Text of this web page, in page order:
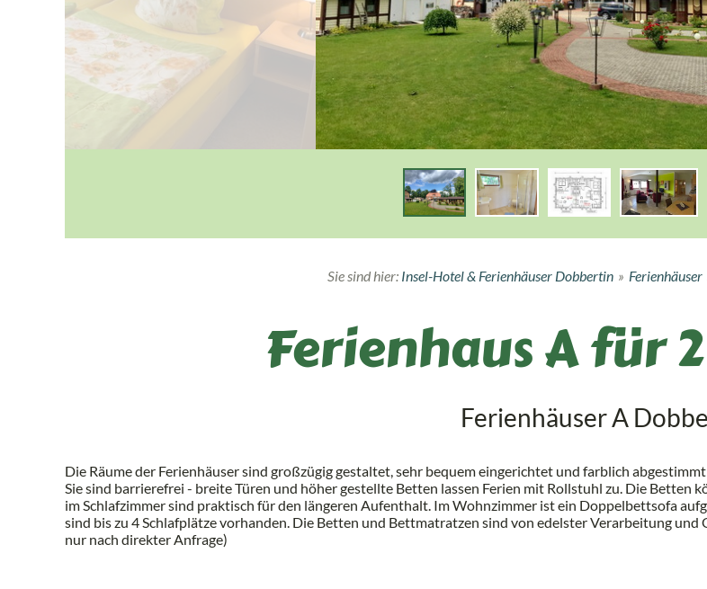
Sie sind hier: Insel-Hotel & Ferienhäuser Dobbertin » Ferienhäuser
Ferienhaus A für
Ferienhäuser A
Die Räume der Ferienhäuser sind großzügig gestaltet, sehr bequem eingerichtet und farblich
Sie sind barrierefrei - breite Türen und höher gestellte Betten lassen Ferien mit Rollstuhl zu. Die Betten
im Schlafzimmer sind praktisch für den längeren Aufenthalt. Im Wohnzimmer ist ein Doppelbettsofa
sind bis zu 4 Schlafplätze vorhanden. Die Betten und Bettmatratzen sind von edelster Verarbeitung
nur nach direkter Anfrage)